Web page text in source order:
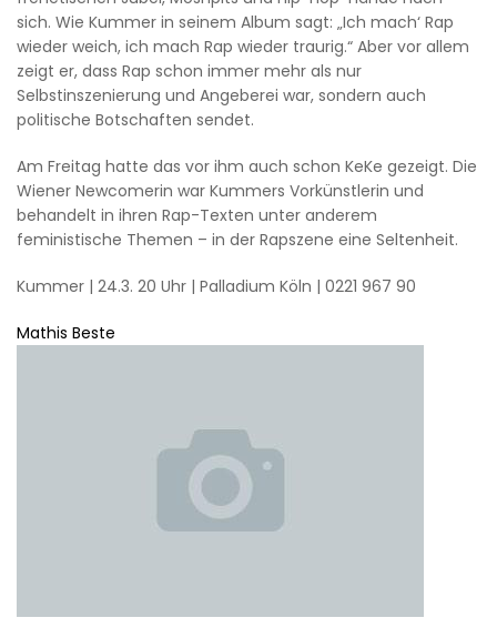
sich. Wie Kummer in seinem Album sagt: „Ich mach‘ Rap
wieder weich, ich mach Rap wieder traurig.“ Aber vor allem
zeigt er, dass Rap schon immer mehr als nur
Selbstinszenierung und Angeberei war, sondern auch
politische Botschaften sendet.
Am Freitag hatte das vor ihm auch schon KeKe gezeigt. Die
Wiener Newcomerin war Kummers Vorkünstlerin und
behandelt in ihren Rap-Texten unter anderem
feministische Themen – in der Rapszene eine Seltenheit.
Kummer | 24.3. 20 Uhr | Palladium Köln | 0221 967 90
Mathis Beste